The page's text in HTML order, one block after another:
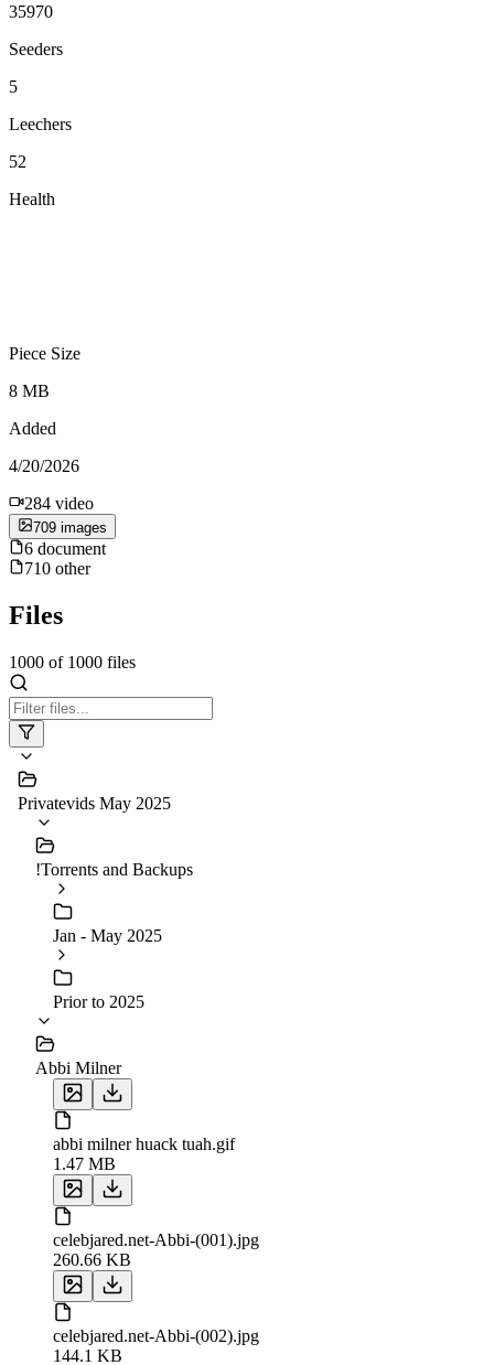
35970
Seeders
5
Leechers
52
Health
Piece Size
8 MB
Added
4/20/2026
284 video
709 images
6 document
710 other
Files
1000 of 1000 files
Privatevids May 2025
!Torrents and Backups
Jan - May 2025
Prior to 2025
Abbi Milner
abbi milner huack tuah.gif
1.47 MB
celebjared.net-Abbi-(001).jpg
260.66 KB
celebjared.net-Abbi-(002).jpg
144.1 KB